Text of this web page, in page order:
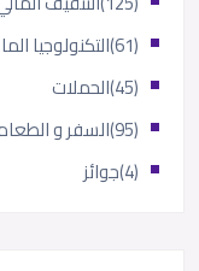
التكنولوجيا
(61)
الحملات
(45)
السفر و
(95)
جوائز (4)